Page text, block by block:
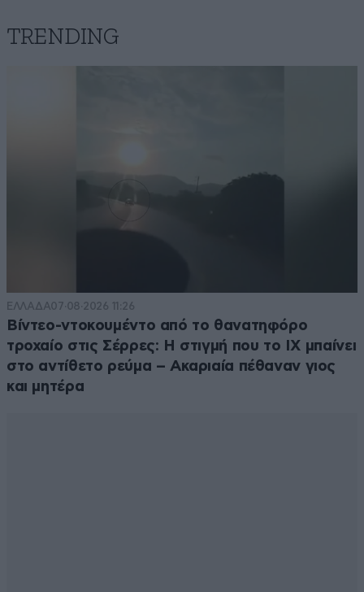
TRENDING
ΕΛΛΑΔΑ07·08·2026 11:26
Βίντεο-ντοκουμέντο από το θανατηφόρο
τροχαίο στις Σέρρες: Η στιγμή που το ΙΧ μπαίνει
στο αντίθετο ρεύμα – Ακαριαία πέθαναν γιος
και μητέρα